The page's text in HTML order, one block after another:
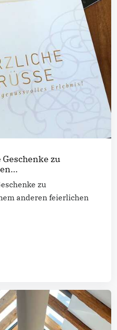
zu
zu
anderen feierlichen